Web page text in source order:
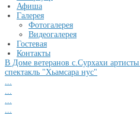
Афиша
Галерея
Фотогалерея
Видеогалерея
Гостевая
Контакты
В Доме ветеранов с.Сурхахи
спектакль "Хьамсара нус"
...
...
...
...